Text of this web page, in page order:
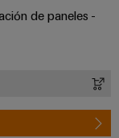
de paneles -